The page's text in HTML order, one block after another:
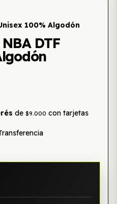
100% Algodón
DTF
de $9.000 con tarjetas